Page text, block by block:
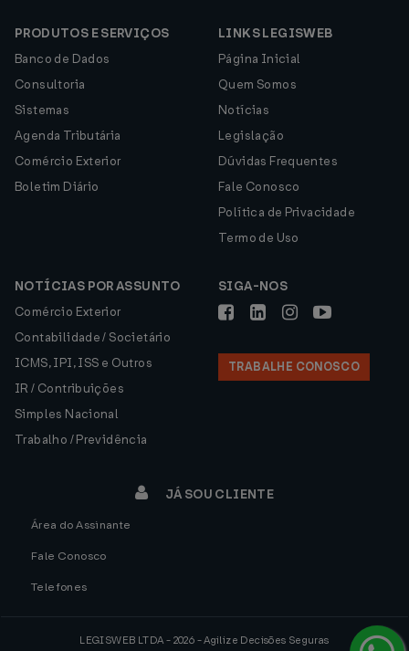
PRODUTOS E SERVIÇOS
Banco de Dados
Consultoria
Sistemas
Agenda Tributária
Comércio Exterior
Boletim Diário
LINKS LEGISWEB
Página Inicial
Quem Somos
Notícias
Legislação
Dúvidas Frequentes
Fale Conosco
Política de Privacidade
Termo de Uso
NOTÍCIAS POR ASSUNTO
Comércio Exterior
Contabilidade / Societário
ICMS, IPI, ISS e Outros
IR / Contribuições
Simples Nacional
Trabalho / Previdência
SIGA-NOS
TRABALHE CONOSCO
JÁ SOU CLIENTE
Área do Assinante
Fale Conosco
Telefones
LEGISWEB LTDA - 2026 - Agilize Decisões Seguras